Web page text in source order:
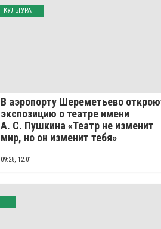
КУЛЬТУРА
В аэропорту Шереметьево
экспозицию о театре имени
А. С. Пушкина «Театр не изменит
мир, но он изменит тебя»
09:28, 12.01